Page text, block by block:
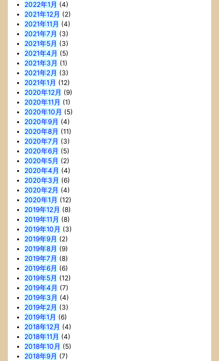
2022年1月 (4)
2021年12月 (2)
2021年11月 (4)
2021年7月 (3)
2021年5月 (3)
2021年4月 (5)
2021年3月 (1)
2021年2月 (3)
2021年1月 (12)
2020年12月 (9)
2020年11月 (1)
2020年10月 (5)
2020年9月 (4)
2020年8月 (11)
2020年7月 (3)
2020年6月 (5)
2020年5月 (2)
2020年4月 (4)
2020年3月 (6)
2020年2月 (4)
2020年1月 (12)
2019年12月 (8)
2019年11月 (8)
2019年10月 (3)
2019年9月 (2)
2019年8月 (9)
2019年7月 (8)
2019年6月 (6)
2019年5月 (12)
2019年4月 (7)
2019年3月 (4)
2019年2月 (3)
2019年1月 (6)
2018年12月 (4)
2018年11月 (4)
2018年10月 (5)
2018年9月 (7)